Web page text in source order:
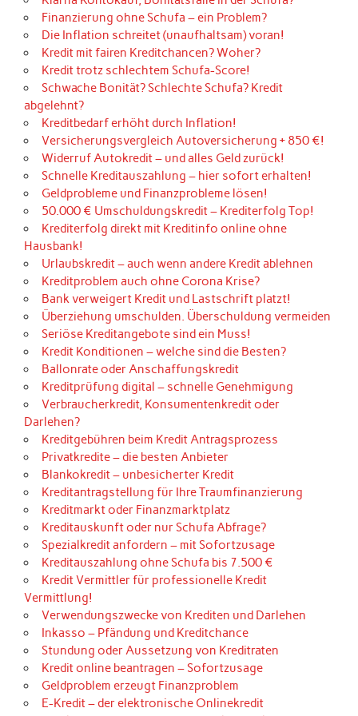
Finanzierung ohne Schufa – ein Problem?
Die Inflation schreitet (unaufhaltsam) voran!
Kredit mit fairen Kreditchancen? Woher?
Kredit trotz schlechtem Schufa-Score!
Schwache Bonität? Schlechte Schufa? Kredit
abgelehnt?
Kreditbedarf erhöht durch Inflation!
Versicherungsvergleich Autoversicherung + 850 €!
Widerruf Autokredit – und alles Geld zurück!
Schnelle Kreditauszahlung – hier sofort erhalten!
Geldprobleme und Finanzprobleme lösen!
50.000 € Umschuldungskredit – Krediterfolg Top!
Krediterfolg direkt mit Kreditinfo online ohne
Hausbank!
Urlaubskredit – auch wenn andere Kredit ablehnen
Kreditproblem auch ohne Corona Krise?
Bank verweigert Kredit und Lastschrift platzt!
Überziehung umschulden. Überschuldung vermeiden
Seriöse Kreditangebote sind ein Muss!
Kredit Konditionen – welche sind die Besten?
Ballonrate oder Anschaffungskredit
Kreditprüfung digital – schnelle Genehmigung
Verbraucherkredit, Konsumentenkredit oder
Darlehen?
Kreditgebühren beim Kredit Antragsprozess
Privatkredite – die besten Anbieter
Blankokredit – unbesicherter Kredit
Kreditantragstellung für Ihre Traumfinanzierung
Kreditmarkt oder Finanzmarktplatz
Kreditauskunft oder nur Schufa Abfrage?
Spezialkredit anfordern – mit Sofortzusage
Kreditauszahlung ohne Schufa bis 7.500 €
Kredit Vermittler für professionelle Kredit
Vermittlung!
Verwendungszwecke von Krediten und Darlehen
Inkasso – Pfändung und Kreditchance
Stundung oder Aussetzung von Kreditraten
Kredit online beantragen – Sofortzusage
Geldproblem erzeugt Finanzproblem
E-Kredit – der elektronische Onlinekredit